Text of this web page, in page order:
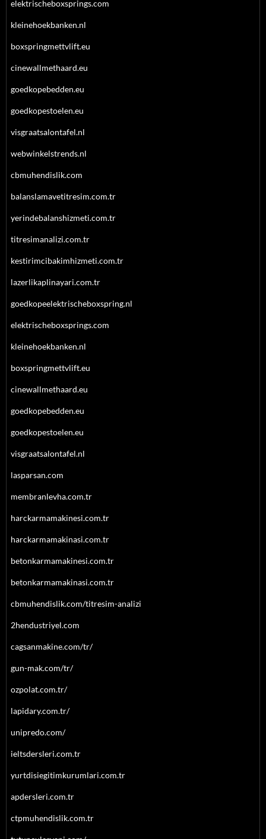
elektrischeboxsprings.com
kleinehoekbanken.nl
boxspringmettvlift.eu
cinewallmethaard.eu
goedkopebedden.eu
goedkopestoelen.eu
visgraatsalontafel.nl
webwinkelstrends.nl
cbmuhendislik.com
balanslamavetitresim.com.tr
yerindebalanshizmeti.com.tr
titresimanalizi.com.tr
kestirimcibakimhizmeti.com.tr
lazerlikaplinayari.com.tr
goedkopeelektrischeboxspring.nl
elektrischeboxsprings.com
kleinehoekbanken.nl
boxspringmettvlift.eu
cinewallmethaard.eu
goedkopebedden.eu
goedkopestoelen.eu
visgraatsalontafel.nl
lasparsan.com
membranlevha.com.tr
harckarmamakinesi.com.tr
harckarmamakinasi.com.tr
betonkarmamakinesi.com.tr
betonkarmamakinasi.com.tr
cbmuhendislik.com/titresim-analizi
2hendustriyel.com
cagsanmakine.com/tr/
gun-mak.com/tr/
ozpolat.com.tr/
lapidary.com.tr/
unipredo.com/
ieltsdersleri.com.tr
yurtdisiegitimkurumlari.com.tr
apdersleri.com.tr
ctpmuhendislik.com.tr